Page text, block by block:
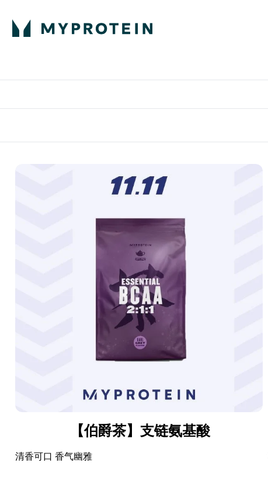
【伯爵茶】支链氨基酸
清香可口 香气幽雅